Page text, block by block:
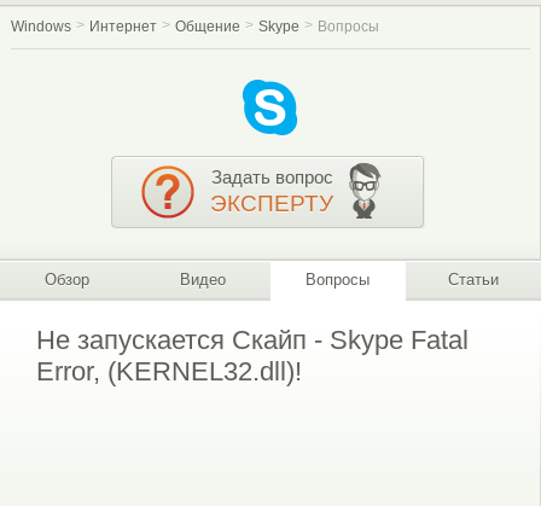
Windows Интернет Общение Skype Вопросы
Задать вопрос
ЭКСПЕРТУ
Обзор Видео Вопросы Статьи
Не запускается Скайп - Skype Fatal
Error, (KERNEL32.dll)!